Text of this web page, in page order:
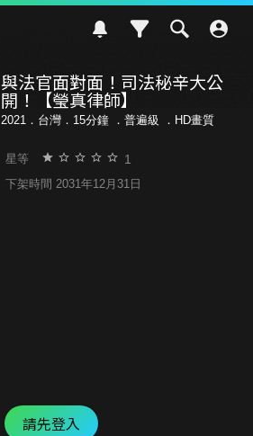
與法官面對面！司法秘辛大公
開！【瑩真律師】
2021．台灣．15分鐘 ． 普遍級 ．HD畫質
星等 1
下架時間 2031年12月31日
請先登入